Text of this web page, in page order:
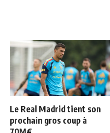
Le Real Madrid tient son
prochain gros coup à